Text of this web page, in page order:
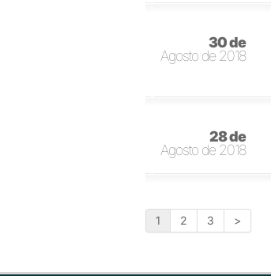
30 de
Agosto de 2018
28 de
Agosto de 2018
1 2 3 >